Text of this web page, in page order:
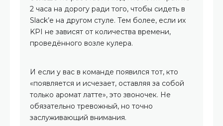
2 часа на дорогу ради того, чтобы сидеть в
Slack’е на другом стуле. Тем более, если их
KPI не зависят от количества времени,
проведённого возле кулера.
И если у вас в команде появился тот, кто
«появляется и исчезает, оставляя за собой
только аромат латте», это звоночек. Не
обязательно тревожный, но точно
заслуживающий внимания.